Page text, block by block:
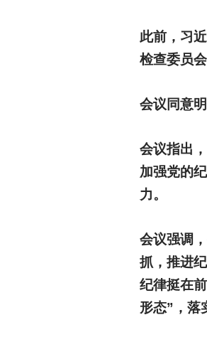
此前，习
检查委员
会议同意
会议指出
加强党的
力。
会议强调
抓，推进
纪律挺在
形态”，落